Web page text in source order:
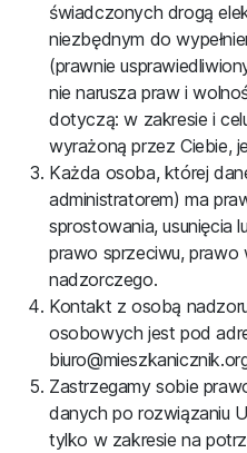
świadczonych drogą
niezbędnym do
(prawnie
nie narusza praw i
dotyczą: w zakresie i
wyrażoną przez Ciebie,
Każda osoba, której
administratorem) ma
sprostowania, usunięcia
prawo sprzeciwu, prawo
nadzorczego.
Kontakt z osobą
osobowych jest pod
Zastrzegamy sobie
danych po rozwiązaniu
tylko w zakresie na